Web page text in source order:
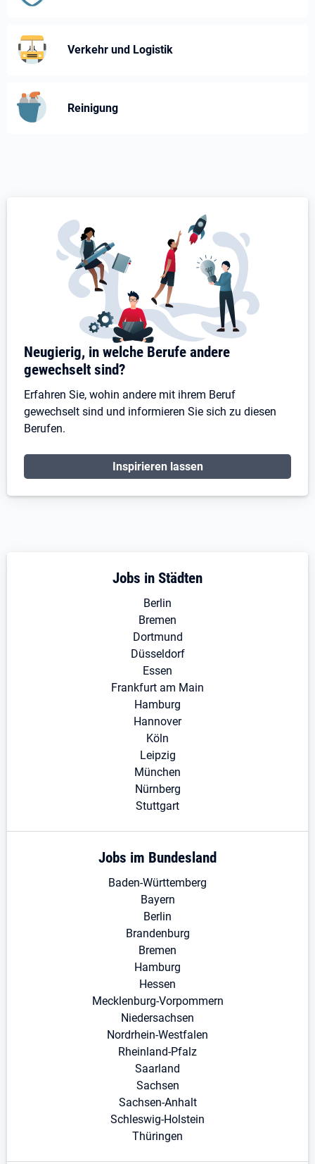
Verkehr und Logistik
Reinigung
Neugierig, in welche Berufe andere
gewechselt sind?
Erfahren Sie, wohin andere mit ihrem Beruf
gewechselt sind und informieren Sie sich zu diesen
Berufen.
Inspirieren lassen
Jobs in Städten
Berlin
Bremen
Dortmund
Düsseldorf
Essen
Frankfurt am Main
Hamburg
Hannover
Köln
Leipzig
München
Nürnberg
Stuttgart
Jobs im Bundesland
Baden-Württemberg
Bayern
Berlin
Brandenburg
Bremen
Hamburg
Hessen
Mecklenburg-Vorpommern
Niedersachsen
Nordrhein-Westfalen
Rheinland-Pfalz
Saarland
Sachsen
Sachsen-Anhalt
Schleswig-Holstein
Thüringen